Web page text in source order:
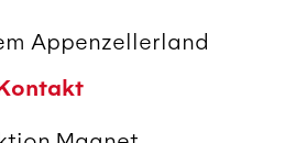
Appenzellerland